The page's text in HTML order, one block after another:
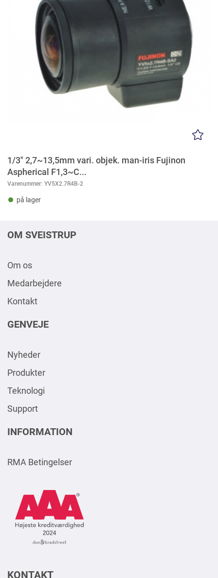
1/3" 2,7~13,5mm vari. objek. man-iris Fujinon
Aspherical F1,3~C...
Varenummer: YV5X2.7R4B-2
på lager
OM SVEISTRUP
Om os
Medarbejdere
Kontakt
GENVEJE
Nyheder
Produkter
Teknologi
Support
INFORMATION
RMA Betingelser
KONTAKT